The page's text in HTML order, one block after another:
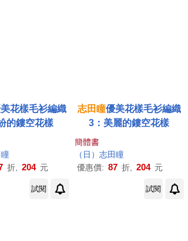
花樣毛衫編織
的鏤空花樣
瞳
折, 204 元
志田瞳優美花樣毛衫編織
3：美麗的鏤空花樣
簡體書
（ 日 ） 志田瞳
優惠價: 87 折, 204 元
試閱 試閱